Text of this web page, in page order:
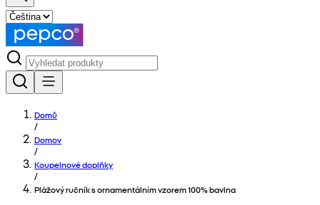
Domů
/
Domov
/
Koupelnové doplňky
/
Plážový ručník s ornamentálním vzorem 100% bavlna